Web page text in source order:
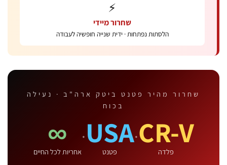
שחרור מיידי
הלסתות נפתחות · ידית שנייה חופשיה לעבודה
שחרור מהיר פטנט ביטק ארה"ב · נעילה
CR-V
·
USA
·
∞
אחריות לכל החיים